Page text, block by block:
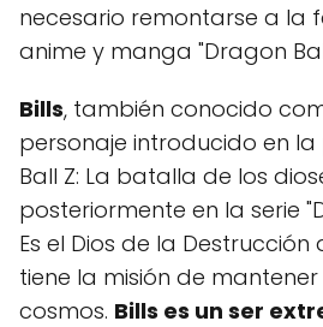
necesario remontarse a la
anime y manga "Dragon
Bills, también conocido
personaje introducido en
Ball Z: La batalla de los
posteriormente en la serie
Es el Dios de la Destrucción
tiene la misión de
cosmos. Bills es un ser